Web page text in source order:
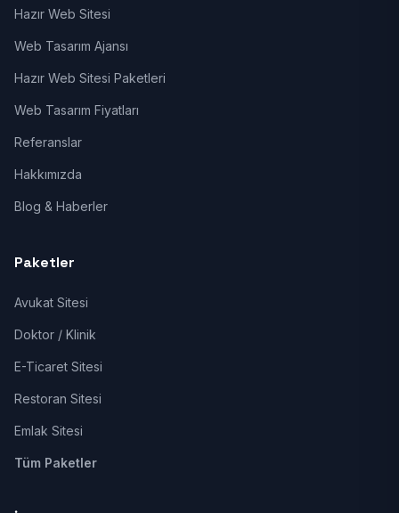
Hazır Web Sitesi
Web Tasarım Ajansı
Hazır Web Sitesi Paketleri
Web Tasarım Fiyatları
Referanslar
Hakkımızda
Blog & Haberler
Paketler
Avukat Sitesi
Doktor / Klinik
E-Ticaret Sitesi
Restoran Sitesi
Emlak Sitesi
Tüm Paketler